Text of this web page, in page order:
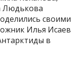
Людькова
своими
Илья Исаев
в